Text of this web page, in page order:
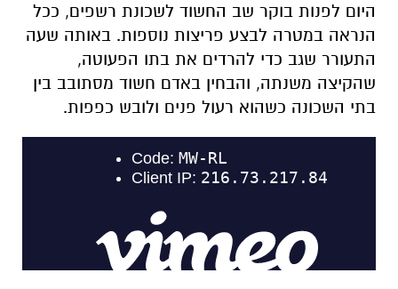
היום לפנות בוקר שב החשוד לשכונת רשפים, ככל
הנראה במטרה לבצע פריצות נוספות. באותה שעה
התעורר שגב כדי להרדים את בתו הפעוטה,
שהקיצה משנתה, והבחין באדם חשוד מסתובב בין
בתי השכונה כשהוא רעול פנים ולובש כפפות.